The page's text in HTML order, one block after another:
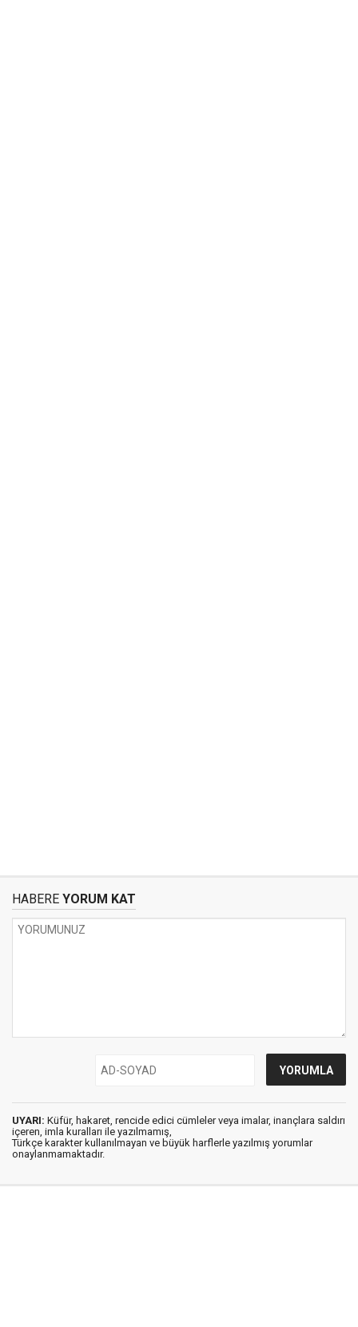
HABERE YORUM KAT
UYARI: Küfür, hakaret, rencide edici cümleler veya imalar, inançlara saldırı
içeren, imla kuralları ile yazılmamış,
Türkçe karakter kullanılmayan ve büyük harflerle yazılmış yorumlar
onaylanmamaktadır.